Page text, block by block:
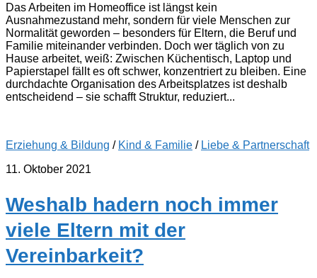
Das Arbeiten im Homeoffice ist längst kein
Ausnahmezustand mehr, sondern für viele Menschen zur
Normalität geworden – besonders für Eltern, die Beruf und
Familie miteinander verbinden. Doch wer täglich von zu
Hause arbeitet, weiß: Zwischen Küchentisch, Laptop und
Papierstapel fällt es oft schwer, konzentriert zu bleiben. Eine
durchdachte Organisation des Arbeitsplatzes ist deshalb
entscheidend – sie schafft Struktur, reduziert...
Erziehung & Bildung / Kind & Familie / Liebe & Partnerschaft
11. Oktober 2021
Weshalb hadern noch immer
viele Eltern mit der
Vereinbarkeit?